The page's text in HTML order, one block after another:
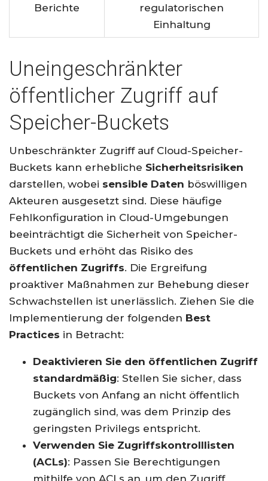
Berichte
regulatorischen
Einhaltung
Uneingeschränkter
öffentlicher Zugriff auf
Speicher-Buckets
Unbeschränkter Zugriff auf Cloud-Speicher-
Buckets kann erhebliche Sicherheitsrisiken
darstellen, wobei sensible Daten böswilligen
Akteuren ausgesetzt sind. Diese häufige
Fehlkonfiguration in Cloud-Umgebungen
beeinträchtigt die Sicherheit von Speicher-
Buckets und erhöht das Risiko des
öffentlichen Zugriffs. Die Ergreifung
proaktiver Maßnahmen zur Behebung dieser
Schwachstellen ist unerlässlich. Ziehen Sie die
Implementierung der folgenden Best
Practices in Betracht:
Deaktivieren Sie den öffentlichen Zugriff
standardmäßig: Stellen Sie sicher, dass
Buckets von Anfang an nicht öffentlich
zugänglich sind, was dem Prinzip des
geringsten Privilegs entspricht.
Verwenden Sie Zugriffskontrolllisten
(ACLs): Passen Sie Berechtigungen